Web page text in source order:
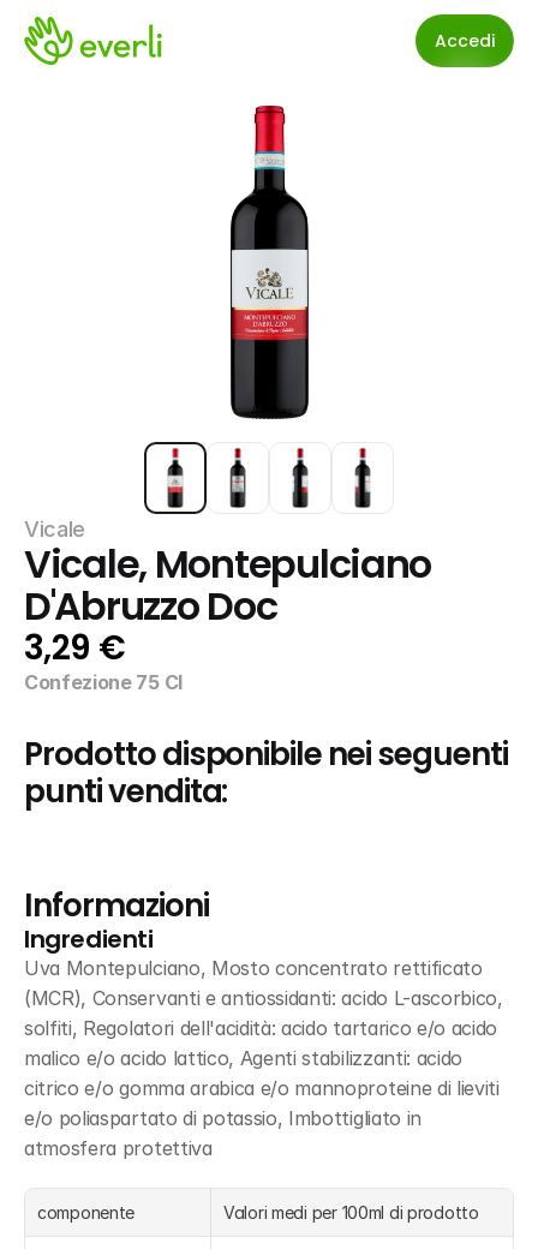
Accedi
Vicale
Vicale, Montepulciano
D'Abruzzo Doc
3,29 €
Confezione 75 Cl
Prodotto disponibile nei seguenti
punti vendita:
Informazioni
Ingredienti
Uva Montepulciano, Mosto concentrato rettificato
(MCR), Conservanti e antiossidanti: acido L-ascorbico,
solfiti, Regolatori dell'acidità: acido tartarico e/o acido
malico e/o acido lattico, Agenti stabilizzanti: acido
citrico e/o gomma arabica e/o mannoproteine di lieviti
e/o poliaspartato di potassio, Imbottigliato in
atmosfera protettiva
componente Valori medi per 100ml di prodotto